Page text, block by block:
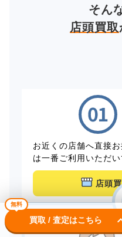
そん
店頭買取
お近くの店舗へ直接
は一番ご利用いただ
店頭
無料
買取 / 査定はこちら